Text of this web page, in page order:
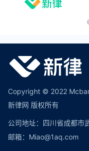
Copyright © 2022
新律网 版权所有
公司地址：四川省成都市
邮箱：Miao@1aq.com